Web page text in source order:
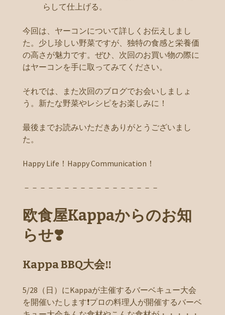
らして仕上げる。
今回は、ヤーコンについて詳しくお伝えしまし
た。少し珍しい野菜ですが、独特の食感と栄養価
の高さが魅力です。ぜひ、次回のお買い物の際に
はヤーコンを手に取ってみてください。
それでは、また次回のブログでお会いしましょ
う。新たな野菜やレシピをお楽しみに！
最後までお読みいただきありがとうございまし
た。
Happy Life！Happy Communication！
－－－－－－－－－－－－－－－－－
欧食屋Kappaからのお知
らせ❣️
Kappa BBQ大会‼
5/28（日）にKappaが主催するバーベキュー大会
を開催いたします❗️プロの料理人が開催するバーベ